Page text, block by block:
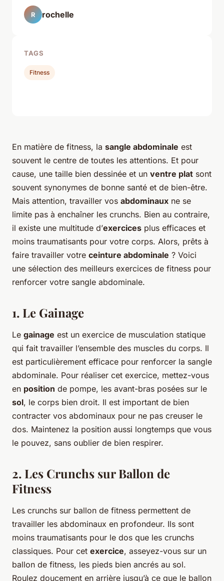
En matière de fitness, la sangle abdominale est
souvent le centre de toutes les attentions. Et pour
cause, une taille bien dessinée et un ventre plat sont
souvent synonymes de bonne santé et de bien-être.
Mais attention, travailler vos abdominaux ne se
limite pas à enchaîner les crunchs. Bien au contraire,
il existe une multitude d’exercices plus efficaces et
moins traumatisants pour votre corps. Alors, prêts à
faire travailler votre ceinture abdominale ? Voici
une sélection des meilleurs exercices de fitness pour
renforcer votre sangle abdominale.
1. Le Gainage
Le gainage est un exercice de musculation statique
qui fait travailler l’ensemble des muscles du corps. Il
est particulièrement efficace pour renforcer la sangle
abdominale. Pour réaliser cet exercice, mettez-vous
en position de pompe, les avant-bras posées sur le
sol, le corps bien droit. Il est important de bien
contracter vos abdominaux pour ne pas creuser le
dos. Maintenez la position aussi longtemps que vous
le pouvez, sans oublier de bien respirer.
2. Les Crunchs sur Ballon de
Fitness
Les crunchs sur ballon de fitness permettent de
travailler les abdominaux en profondeur. Ils sont
moins traumatisants pour le dos que les crunchs
classiques. Pour cet exercice, asseyez-vous sur un
ballon de fitness, les pieds bien ancrés au sol.
Roulez doucement en arrière jusqu’à ce que le ballon
R rochelle
TAGS
Fitness